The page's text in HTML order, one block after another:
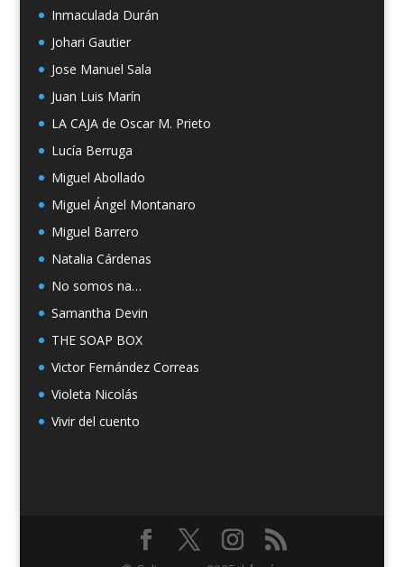
Inmaculada Durán
Johari Gautier
Jose Manuel Sala
Juan Luis Marín
LA CAJA de Oscar M. Prieto
Lucía Berruga
Miguel Abollado
Miguel Ángel Montanaro
Miguel Barrero
Natalia Cárdenas
No somos na…
Samantha Devin
THE SOAP BOX
Victor Fernández Correas
Violeta Nicolás
Vivir del cuento